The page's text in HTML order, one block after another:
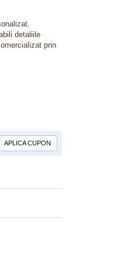
detaliile
prin
APLICA CUPON